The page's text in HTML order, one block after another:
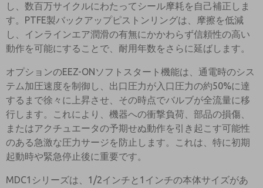
し、数百万サイクルにわたってシール摩耗を自己補正しま
す。PTFE製バックアップピストンリングは、摩擦を低減
し、インラインエア潤滑の有無にかかわらず信頼性の高い
動作を可能にすることで、耐用年数をさらに延ばします。
オプションのEEZ-ONソフトスタート機能は、通電時のシス
テム加圧速度を制御し、出口圧力が入口圧力の約50%に達
するまで徐々に上昇させ、その時点でバルブが全流量に移
行します。これにより、機器への衝撃負荷、部品の損傷、
またはアクチュエータの予期せぬ動作を引き起こす可能性
のある急激な圧力サージを防止します。これは、特に初期
起動時や緊急停止後に重要です。
MDC1シリーズは、1/2インチと1インチの本体サイズがあ